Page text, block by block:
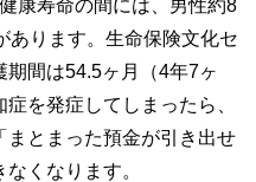
康寿命の間には、男性約8
あります。生命保険文化セ
期間は54.5ヶ月（4年7ヶ
を発症してしまったら、
まとまった預金が引き出せ
くなります。